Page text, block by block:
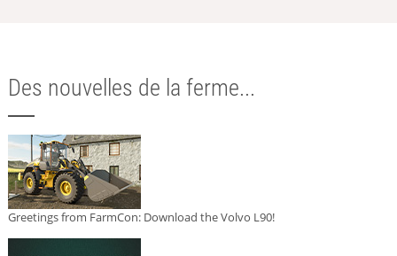
Des nouvelles de la ferme...
Greetings from FarmCon: Download the Volvo L90!